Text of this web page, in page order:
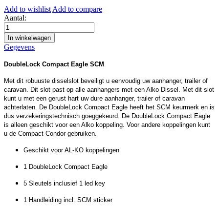
Add to wishlist Add to compare
Aantal:
In winkelwagen
Gegevens
DoubleLock Compact Eagle SCM
Met dit robuuste disselslot beveiligt u eenvoudig uw aanhanger, trailer of
caravan. Dit slot past op alle aanhangers met een Alko Dissel. Met dit slot
kunt u met een gerust hart uw dure aanhanger, trailer of caravan
achterlaten. De DoubleLock Compact Eagle heeft het SCM keurmerk en is
dus verzekeringstechnisch goeggekeurd. De DoubleLock Compact Eagle
is alleen geschikt voor een Alko koppeling. Voor andere koppelingen kunt
u de Compact Condor gebruiken.
Geschikt voor AL-KO koppelingen
1 DoubleLock Compact Eagle
5 Sleutels inclusief 1 led key
1 Handleiding incl. SCM sticker